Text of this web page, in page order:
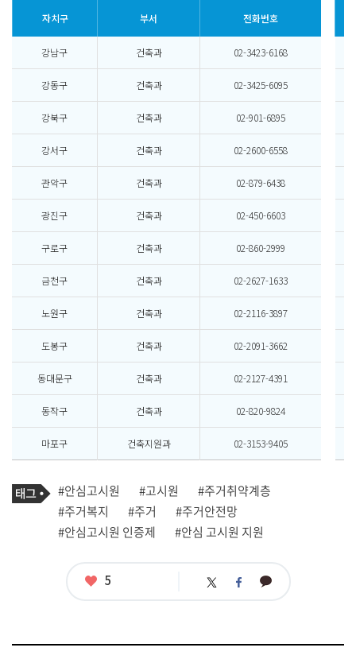
자치구 부서 전화번호
강남구 건축과 02-3423-6168
강동구 건축과 02-3425-6095
강북구 건축과 02-901-6895
강서구 건축과 02-2600-6558
관악구 건축과 02-879-6438
광진구 건축과 02-450-6603
구로구 건축과 02-860-2999
금천구 건축과 02-2627-1633
노원구 건축과 02-2116-3897
도봉구 건축과 02-2091-3662
동대문구 건축과 02-2127-4391
동작구 건축과 02-820-9824
마포구 건축지원과 02-3153-9405
기
사
관
련
태
태
그
#안심고시원 #고시원
#주거취약계층
#주거복지
#주거
#주거안전망
#안심고시원 인증제
#안심 고시원 지원
좋
5 트 페 카